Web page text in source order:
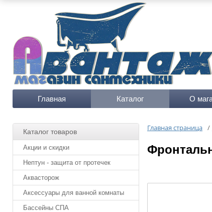
Главная Каталог О
Каталог товаров
Акции и скидки
Нептун - защита от протечек
Аквасторож
Аксессуары для ванной комнаты
Бассейны СПА
Главная страница /